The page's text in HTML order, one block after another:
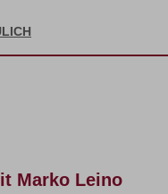
Marko Leino